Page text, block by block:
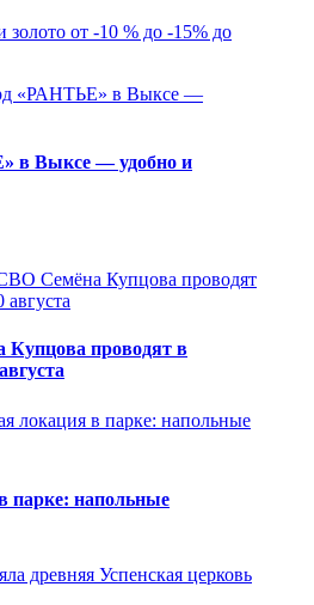
золото от -10 % до -15% до
в Выксе — удобно и
проводят в
парке: напольные